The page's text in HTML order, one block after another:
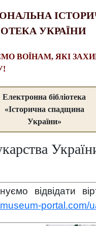
УКРАЇНИ
ВОЇНАМ, ЯКІ
Електронна бібліотека
«Історична спадщина
України»
відвідати
portal.com/